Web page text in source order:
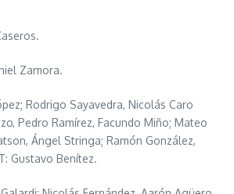
Zamora.
Rodrigo Sayavedra, Nicolás Caro
Pedro Ramírez, Facundo Miño; Mateo
Ángel Stringa; Ramón González,
Gustavo Benítez.